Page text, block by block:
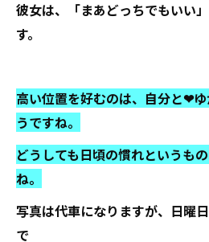
彼女は、「まあどっちでもいい
す。
高い位置を好むのは、自分と❤
うですね。
どうしても日頃の慣れというも
ね。
写真は代車になりますが、日曜
で